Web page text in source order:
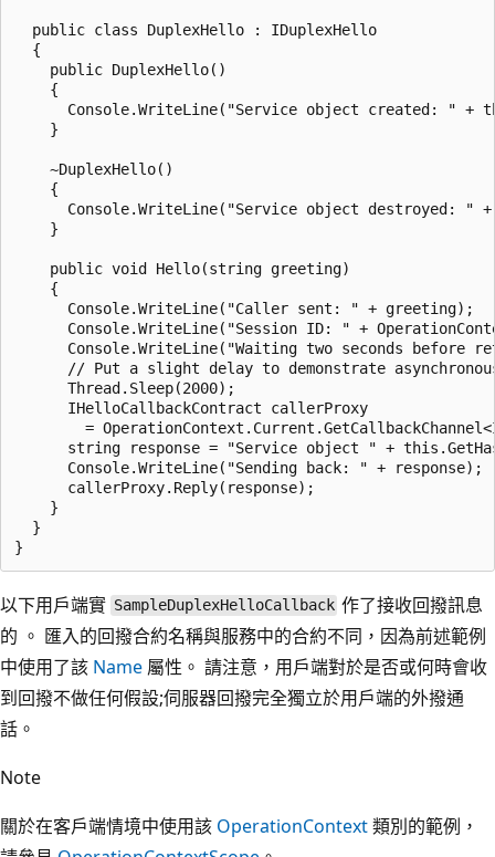
  public class DuplexHello : IDuplexHello
  {
    public DuplexHello()
    {
Console.WriteLine("Service object created: " +
    }
    ~DuplexHello()
    {
Console.WriteLine("Service object destroyed: "
    }
    public void Hello(string greeting)
    {
      Console.WriteLine("Caller sent: " + greeting);
Console.WriteLine("Session ID: " +
Console.WriteLine("Waiting two seconds before
// Put a slight delay to demonstrate
      Thread.Sleep(2000);
      IHelloCallbackContract callerProxy
=
string response = "Service object " +
      Console.WriteLine("Sending back: " + response);
      callerProxy.Reply(response);
    }
  }
以下用戶端實 SampleDuplexHelloCallback 作了接收回撥訊息
的 。 匯入的回撥合約名稱與服務中的合約不同，因為前述範例
中使用了該 Name 屬性。 請注意，用戶端對於是否或何時會收
到回撥不做任何假設;伺服器回撥完全獨立於用戶端的外撥通
話。
Note
關於在客戶端情境中使用該 OperationContext類別的範例，